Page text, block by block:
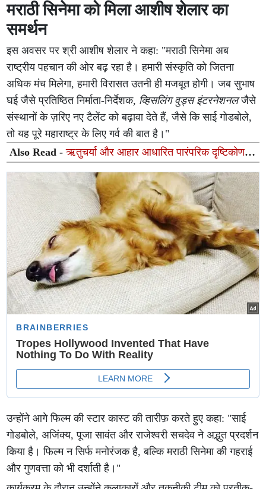
मराठी सिनेमा को मिला आशीष शेलार का
समर्थन
इस अवसर पर श्री आशीष शेलार ने कहा: "मराठी सिनेमा अब
राष्ट्रीय पहचान की ओर बढ़ रहा है। हमारी संस्कृति को जितना
अधिक मंच मिलेगा, हमारी विरासत उतनी ही मजबूत होगी। जब सुभाष
घई जैसे प्रतिष्ठित निर्माता-निर्देशक, व्हिसलिंग वुड्स इंटरनेशनलजैसे
संस्थानों के ज़रिए नए टैलेंट को बढ़ावा देते हैं, जैसे कि साई गोडबोले,
तो यह पूरे महाराष्ट्र के लिए गर्व की बात है।"
Also Read -ऋतुचर्या और आहार आधारित पारंपरिक दृष्टिकोण:
आयुर्वेद और आधुनिक विज्ञान का संतुलित समन्वय
उन्होंने आगे फिल्म की स्टार कास्ट की तारीफ़ करते हुए कहा: "साई
गोडबोले, अजिंक्य, पूजा सावंत और राजेश्वरी सचदेव ने अद्भुत प्रदर्शन
किया है। फिल्म न सिर्फ मनोरंजक है, बल्कि मराठी सिनेमा की गहराई
और गुणवत्ता को भी दर्शाती है।"